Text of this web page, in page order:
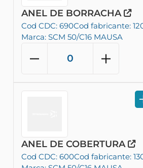
ANEL DE BORRACHA
Cod CDC: 690Cod fabricante:
Marca: SCM 50/C16 MAUSA
ANEL DE COBERTURA
Cod CDC: 600Cod fabricante: